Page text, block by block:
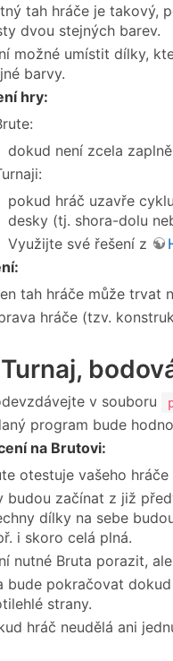
tah hráče je takový,
dvou stejných barev.
možné umístit dílky,
barvy.
hry:
dokud není zcela
pokud hráč uzavře
desky (tj. shora-dolu
Využijte své řešení z
tah hráče může trvat
hráče (tzv.
v souboru
program bude
na Brutovi:
otestuje vašeho
budou začínat z již
dílky na sebe
i skoro celá plná.
nutné Bruta porazit,
bude pokračovat
strany.
hráč neudělá ani